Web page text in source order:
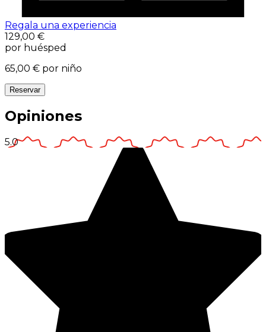
Regala una experiencia
129,00 €
por huésped
65,00 € por niño
Reservar
Opiniones
5.0